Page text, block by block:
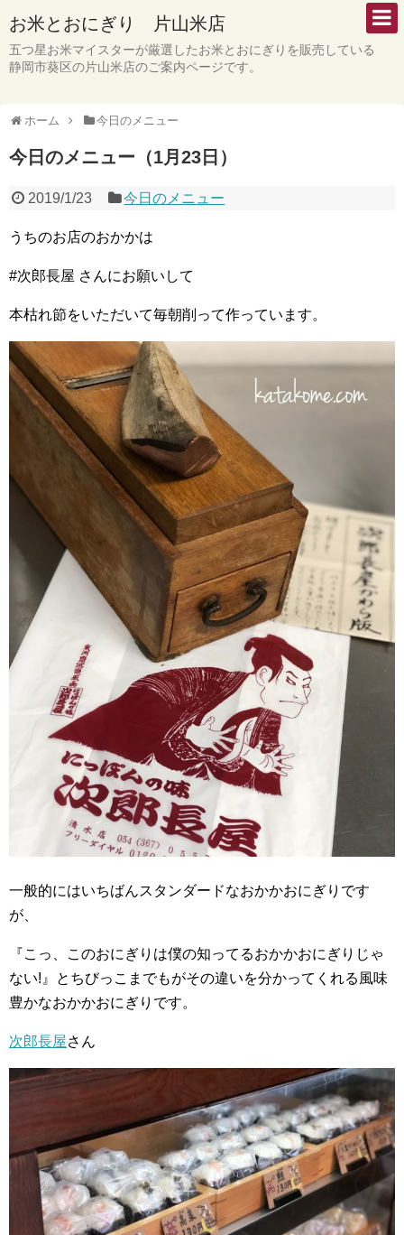
お米とおにぎり 片山米店
五つ星お米マイスターが厳選したお米とおにぎりを販売している
静岡市葵区の片山米店のご案内ページです。
ホーム 今日のメニュー
今日のメニュー（1月23日）
2019/1/23 今日のメニュー
うちのお店のおかかは
#次郎長屋 さんにお願いして
本枯れ節をいただいて毎朝削って作っています。
一般的にはいちばんスタンダードなおかかおにぎりです
が、
『こっ、このおにぎりは僕の知ってるおかかおにぎりじゃ
ない!』とちびっこまでもがその違いを分かってくれる風味
豊かなおかかおにぎりです。
次郎長屋さん